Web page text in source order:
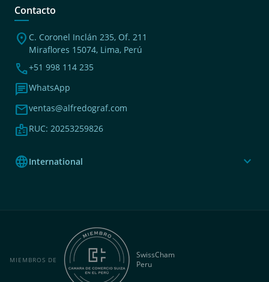
Contacto
location_on C. Coronel Inclán 235, Of. 211
Miraflores 15074, Lima, Perú
phone+51 998 114 235
chatWhatsApp
mailventas@alfredograf.com
badgeRUC: 20253259826
languageInternational expand_more
MIEMBROS DE
SwissCham
Peru